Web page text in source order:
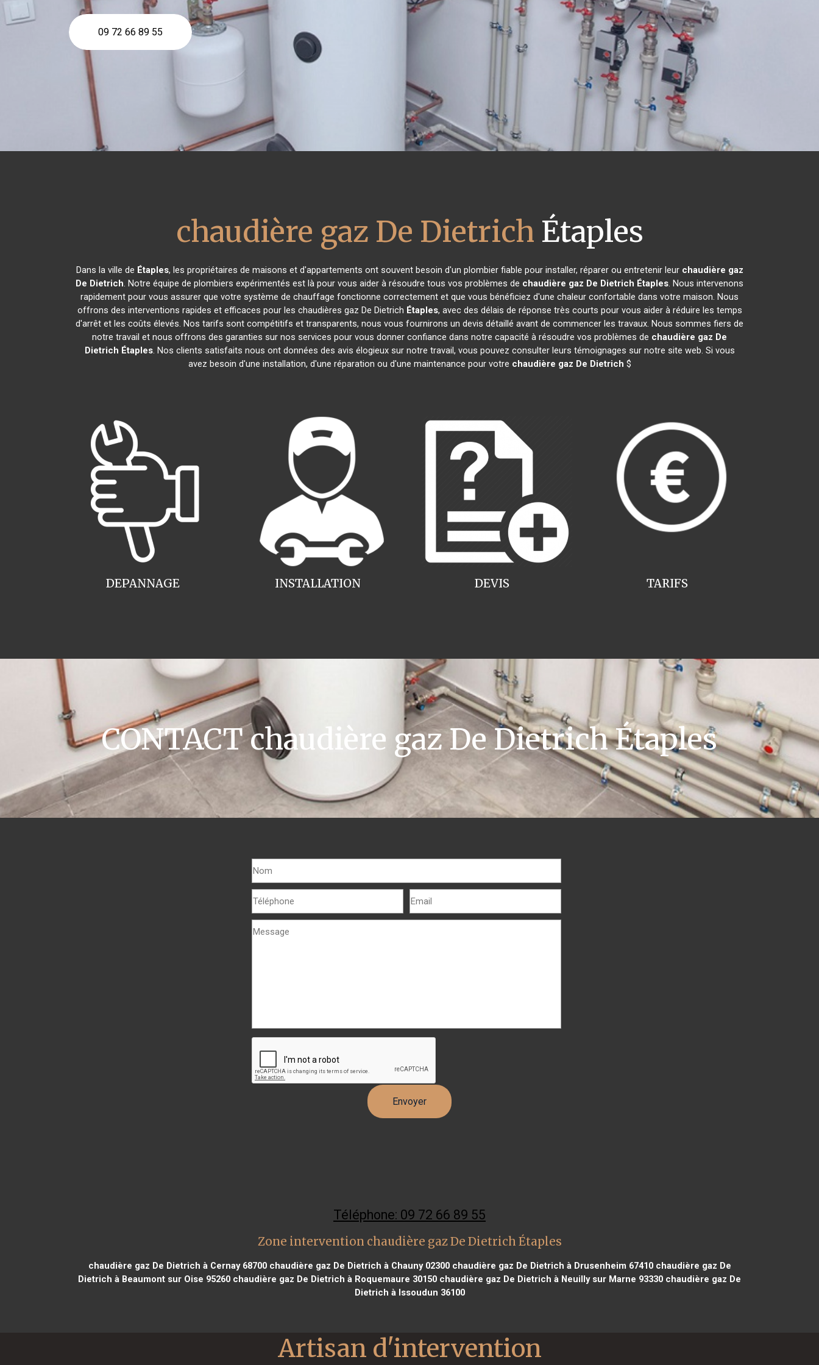
09 72 66 89 55
chaudière gaz De Dietrich Étaples
Dans la ville de Étaples, les propriétaires de maisons et d'appartements ont souvent besoin d'un plombier fiable pour installer, réparer ou entretenir leur chaudière gaz
De Dietrich. Notre équipe de plombiers expérimentés est là pour vous aider à résoudre tous vos problèmes de chaudière gaz De Dietrich Étaples. Nous intervenons
rapidement pour vous assurer que votre système de chauffage fonctionne correctement et que vous bénéficiez d'une chaleur confortable dans votre maison. Nous
offrons des interventions rapides et efficaces pour les chaudières gaz De Dietrich Étaples, avec des délais de réponse très courts pour vous aider à réduire les temps
d'arrêt et les coûts élevés. Nos tarifs sont compétitifs et transparents, nous vous fournirons un devis détaillé avant de commencer les travaux. Nous sommes fiers de
notre travail et nous offrons des garanties sur nos services pour vous donner confiance dans notre capacité à résoudre vos problèmes de chaudière gaz De
Dietrich Étaples. Nos clients satisfaits nous ont données des avis élogieux sur notre travail, vous pouvez consulter leurs témoignages sur notre site web. Si vous
avez besoin d'une installation, d'une réparation ou d'une maintenance pour votre chaudière gaz De Dietrich $
INSTALLATION
DEPANNAGE TARIFS
DEVIS
CONTACT chaudière gaz De Dietrich Étaples
Téléphone: 09 72 66 89 55
Zone intervention chaudière gaz De Dietrich Étaples
chaudière gaz De Dietrich à Cernay 68700chaudière gaz De Dietrich à Chauny 02300chaudière gaz De Dietrich à Drusenheim 67410chaudière gaz De
Dietrich à Beaumont sur Oise 95260 chaudière gaz De Dietrich à Roquemaure 30150 chaudière gaz De Dietrich à Neuilly sur Marne 93330 chaudière gaz De
Dietrich à Issoudun 36100
Artisan d'intervention